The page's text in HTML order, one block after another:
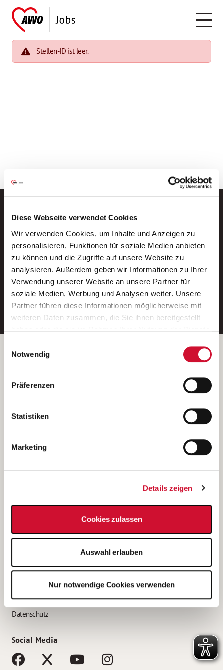
Diese Webseite verwendet Cookies
Wir verwenden Cookies, um Inhalte und Anzeigen zu
personalisieren, Funktionen für soziale Medien anbieten
zu können und die Zugriffe auf unsere Website zu
analysieren. Außerdem geben wir Informationen zu Ihrer
Verwendung unserer Website an unsere Partner für
soziale Medien, Werbung und Analysen weiter. Unsere
Partner führen diese Informationen möglicherweise mit
weiteren Daten zusammen, die Sie ihnen bereitgestellt
Wenn Sie auf „Cookies zulassen“ klicken, so stimmen
Sie der Speicherung sämtlicher Cookies zu. Sie können
Ihre Einwilligung selbstverständlich jederzeit widerrufen,
indem Sie die Cookie-Einstellungen aufrufen und diese
unsererDatenschutzerklärung
Notwendig
Präferenzen
Statistiken
Marketing
Details zeigen
Cookies zulassen
Auswahl erlauben
Nur notwendige Cookies verwenden
Stellen-ID ist leer.
Neue Stellen per E-Mail.
Ein kostenloser Service von AWO
Jobs.
E-Mail-Adresse eintragen
Betreiber der Webseite
Kantstraße 45a
(Ein Tochterunternehmen des AWO Bezirksverbandes Unterfranken
e.V.)
Bewerbung als Altenpflegehelfer*in
Bewerbung als Erzieher*in
AWO Gliederungen nach Bundesland
Impressum
Datenschutz
Social Media